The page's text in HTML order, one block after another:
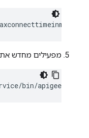
מפעילים מחדש
bin/apigee-